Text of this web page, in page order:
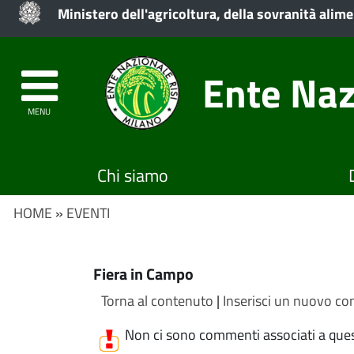
Ministero dell'agricoltura, della sovranità
MENU Ente
Chi siamo
HOME » EVENTI
Fiera in Campo
Torna al contenuto | Inserisci un nuovo
Non ci sono commenti associati a